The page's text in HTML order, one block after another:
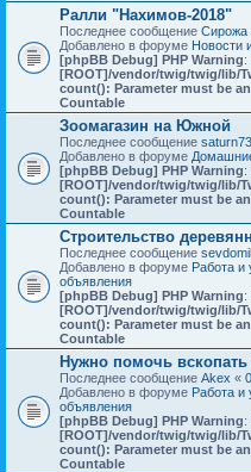
Ралли "Нахимов-2018"
Последнее сообщение Сирожа
Добавлено в форуме Новости
[phpBB Debug] PHP Warning:
[ROOT]/vendor/twig/twig/lib/
count(): Parameter must be
Countable
Зоомагазин на Южной
Последнее сообщение
Добавлено в форуме
[phpBB Debug] PHP Warning:
[ROOT]/vendor/twig/twig/lib/
count(): Parameter must be
Countable
Строительство
Последнее сообщение
Добавлено в форуме Работа и
объявления
[phpBB Debug] PHP Warning:
[ROOT]/vendor/twig/twig/lib/
count(): Parameter must be
Countable
Нужно помочь вскопать
Последнее сообщение Akex «
Добавлено в форуме Работа и
объявления
[phpBB Debug] PHP Warning:
[ROOT]/vendor/twig/twig/lib/
count(): Parameter must be
Countable